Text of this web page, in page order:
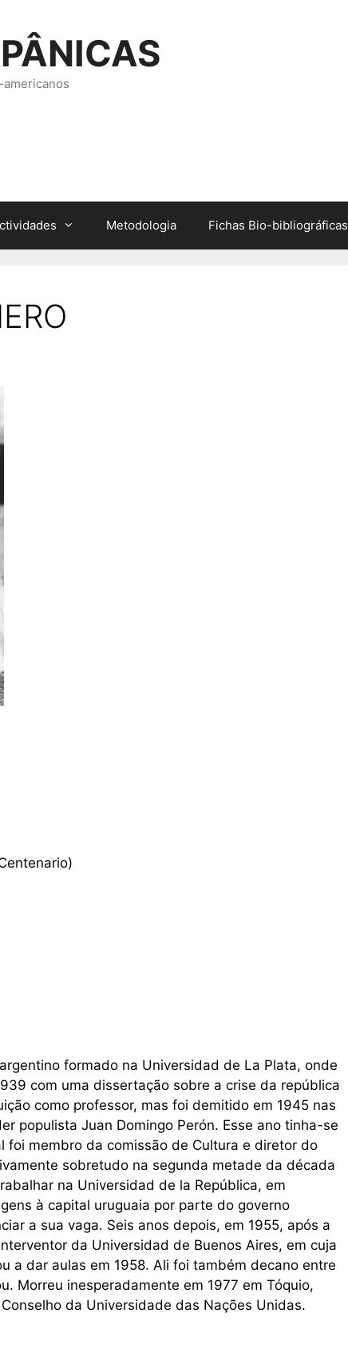
Metodologia Fichas Bio-bibliográficas
formado na Universidad de La Plata, onde
com uma dissertação sobre a crise da república
como professor, mas foi demitido em 1945 nas
populista Juan Domingo Perón. Esse ano tinha-se
foi membro da comissão de Cultura e diretor do
sobretudo na segunda metade da década
na Universidad de la República, em
à capital uruguaia por parte do governo
a sua vaga. Seis anos depois, em 1955, após a
da Universidad de Buenos Aires, em cuja
a dar aulas em 1958. Ali foi também decano entre
Morreu inesperadamente em 1977 em Tóquio,
da Universidade das Nações Unidas.